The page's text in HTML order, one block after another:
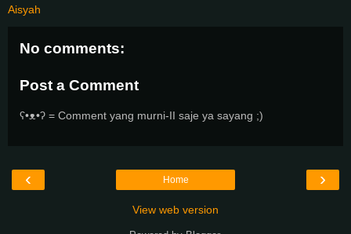
Aisyah
No comments:
Post a Comment
ʕ•ᴥ•ʔ = Comment yang murni-II saje ya sayang ;)
‹ ›
Home
View web version